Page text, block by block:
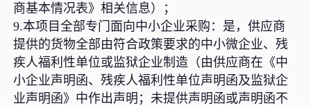
商基本情况表》相关信息）；
9.本项目全部专门面向中小企业采购：是，供应商
提供的货物全部由符合政策要求的中小微企业、残
疾人福利性单位或监狱企业制造（由供应商在《中
小企业声明函、残疾人福利性单位声明函及监狱企
业声明函》中作出声明；未提供声明函或声明函不